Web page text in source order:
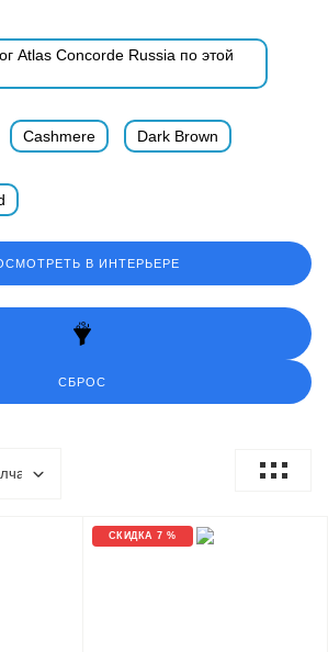
Atlas Concorde Russia по этой
Cashmere Dark Brown
В ИНТЕРЬЕРЕ
СБРОС
СКИДКА 7 %